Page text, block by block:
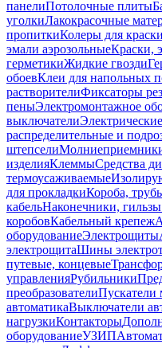
панелиПотолочные плиты
уголкиЛакокрасочные
пропиткиКолеры для краски
эмали аэрозольныеКраски,
герметикиЖидкие гвозди
обоевКлеи для напольных
растворителиФиксаторы
пеныЭлектромонтажное
выключатели
распределительные и
штепсели
изделияКлеммыСредства
термоусаживаемые
для прокладкиКороба,
кабельНаконечники,
коробовКабельный крепеж
оборудованиеЭлектрощиты
электрощитаШины
путевые, концевые
управленияРубильники
преобразователиПускатели
автоматикаВыключатели
нагрузкиКонтакторы
оборудованиеУЗИП